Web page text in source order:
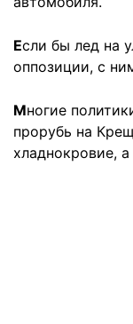
Если бы лед на
оппозиции, с
Многие
прорубь на
хладнокровие,